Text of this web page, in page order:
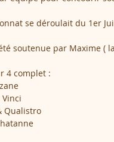
se déroulait du 1er
soutenue par Maxime (
4 complet :
Vinci
Qualistro